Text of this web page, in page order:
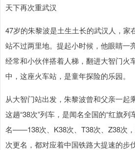
天下再次重武汉
47岁的朱黎波是土生土长的武汉人，家
站不过两里地。提起小时候，他眼睛一
经常和小伙伴搭着人梯，翻进大智门火
中，这座火车站，是童年探险的乐园。
从大智门站出发，朱黎波曾和父亲一起
这趟“38次”列车，是闻名全国的“红旗列
名——138次、K38次、T38次、Z38次
次更名，都对应着中国铁路大提速的步